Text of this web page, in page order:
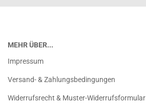
MEHR ÜBER...
Impressum
Versand- & Zahlungsbedingungen
Widerrufsrecht & Muster-Widerrufsformular